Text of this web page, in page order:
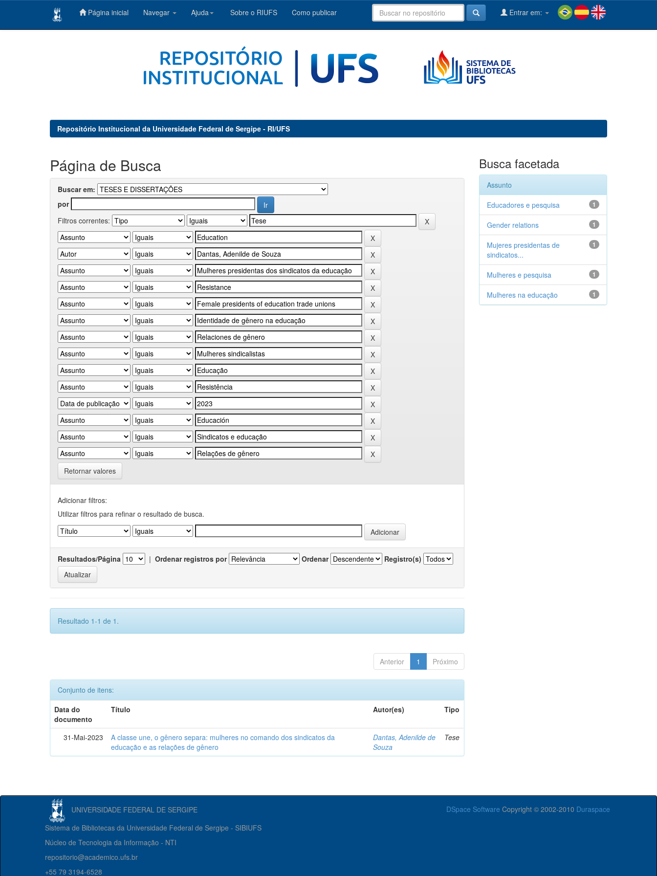
Página inicial Navegar Ajuda Sobre o RIUFS Como publicar Entrar em:
Repositório Institucional da Universidade Federal de Sergipe - RI/UFS
Página de Busca
Buscar em:
por
Filtros correntes:
Retornar valores
Adicionar filtros:
Utilizar filtros para refinar o resultado de busca.
Resultados/Página | Ordenar registros por Ordenar Registro(s)
Resultado 1-1 de 1.
Anterior 1 Próximo
Conjunto de itens:
Data do
documento
Título Autor(es) Tipo
31-Mai-2023
A classe une, o gênero separa: mulheres no comando dos sindicatos da
educação e as relações de gênero
Dantas, Adenilde de
Souza
Tese
Busca facetada
Assunto
1
Educadores e pesquisa
1
Gender relations
1
Mujeres presidentas de
sindicatos...
1
Mulheres e pesquisa
1
Mulheres na educação
UNIVERSIDADE FEDERAL DE SERGIPE DSpace Software Copyright © 2002-2010 Duraspace
Sistema de Bibliotecas da Universidade Federal de Sergipe - SIBIUFS
Núcleo de Tecnologia da Informação - NTI
repositorio@academico.ufs.br
+55 79 3194-6528